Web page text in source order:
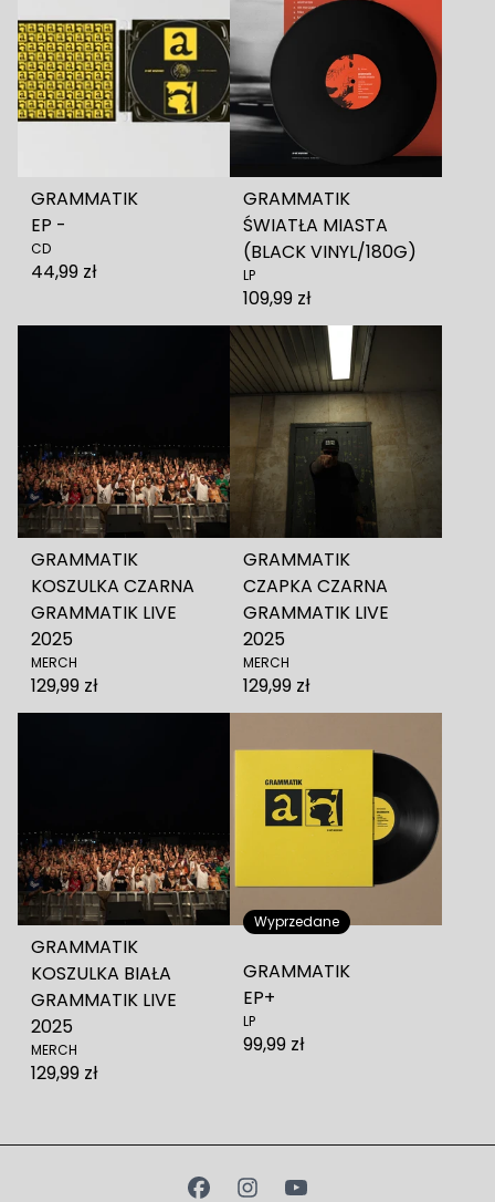
GRAMMATIK
EP -
CD
44,99 zł
GRAMMATIK
ŚWIATŁA MIASTA
(BLACK VINYL/180G)
LP
109,99 zł
GRAMMATIK
KOSZULKA CZARNA
GRAMMATIK LIVE
2025
MERCH
129,99 zł
GRAMMATIK
CZAPKA CZARNA
GRAMMATIK LIVE
2025
MERCH
129,99 zł
GRAMMATIK
KOSZULKA BIAŁA
GRAMMATIK LIVE
2025
MERCH
129,99 zł
Wyprzedane
GRAMMATIK
EP+
LP
99,99 zł